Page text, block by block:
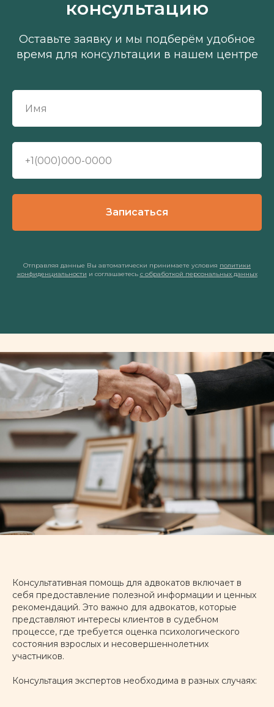
консультацию
Оставьте заявку и мы подберём удобное
время для консультации в нашем центре
Записаться
Отправляя данные Вы автоматически принимаете условия политики
конфиденциальности и соглашаетесь с обработкой персональных данных
Консультативная помощь для адвокатов включает в
себя предоставление полезной информации и ценных
рекомендаций. Это важно для адвокатов, которые
представляют интересы клиентов в судебном
процессе, где требуется оценка психологического
состояния взрослых и несовершеннолетних
участников.
Консультация экспертов необходима в разных случаях: